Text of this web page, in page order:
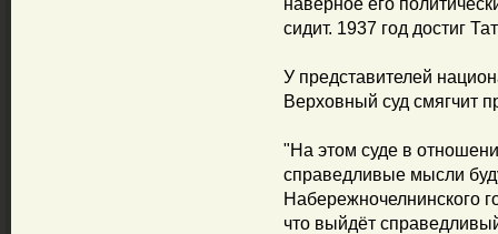
наверное его
сидит. 1937 год достиг
У представителей
Верховный суд смягчит
"На этом суде в
справедливые мысли
Набережночелнинского
что выйдёт